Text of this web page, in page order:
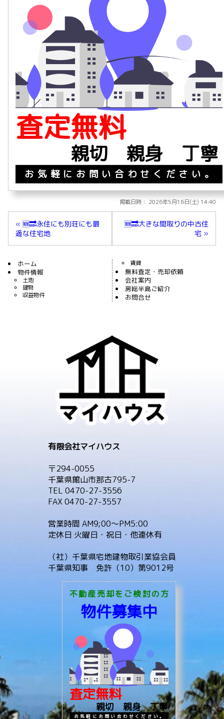
査定無料
親切 親身 丁寧
お気軽にお問い合わせください。
掲載日時： 2026年5月16日(土) 14:40
« 🆕🔜永住にも別荘にも最
適な住宅地
🆕🔜大きな間取りの中古住
宅 »
ホーム
物件情報
土地
建物
収益物件
賃貸
無料査定・売却依頼
会社案内
房総半島ご紹介
お問合せ
有限会社マイハウス
〒294-0055
千葉県館山市那古795-7
TEL 0470-27-3556
FAX 0470-27-3557
営業時間 AM9;00～PM5:00
定休日 火曜日・祝日・他連休有
（社）千葉県宅地建物取引業協会員
千葉県知事 免許（10）第9012号
不動産売却をご検討の方
物件募集中
査定無料
親切 親身 丁寧
お気軽にお問い合わせください。